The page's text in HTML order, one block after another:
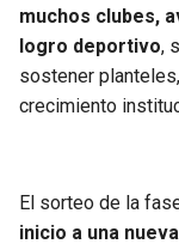
muchos clubes,
logro deportivo,
sostener
crecimiento
El sorteo de la
inicio a una